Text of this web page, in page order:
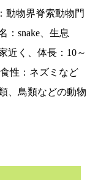
動物界脊索動物門
：snake、生息
近く、体長：10～
性：ネズミなど
、鳥類などの動物